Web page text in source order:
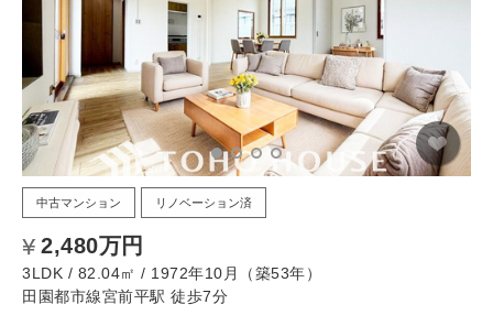
中古マンション リノベーション済
2,480万円
3LDK / 82.04㎡ / 1972年10月（築53年）
田園都市線宮前平駅 徒歩7分